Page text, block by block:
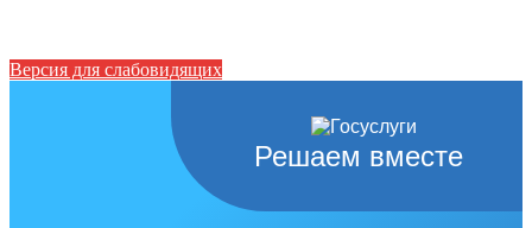
Версия для слабовидящих
Решаем вместе